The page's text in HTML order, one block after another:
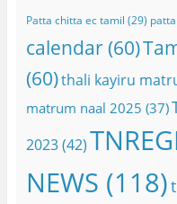
Patta chitta ec tamil (29)
calendar(60)
(60)thali kayiru
matrum naal 2025 (37)
2023(42)
NEWS (118)